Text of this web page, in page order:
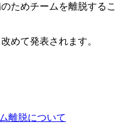
ためチームを離脱するこ
めて発表されます。
離脱について